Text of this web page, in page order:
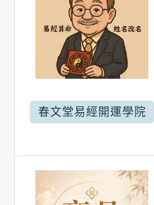
春文堂易經開運學院